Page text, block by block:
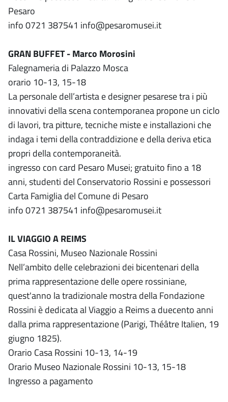
Pesaro
info 0721 387541 info@pesaromusei.it
GRAN BUFFET - Marco Morosini
Falegnameria di Palazzo Mosca
orario 10-13, 15-18
La personale dell’artista e designer pesarese tra i più
innovativi della scena contemporanea propone un ciclo
di lavori, tra pitture, tecniche miste e installazioni che
indaga i temi della contraddizione e della deriva etica
propri della contemporaneità.
ingresso con card Pesaro Musei; gratuito fino a 18
anni, studenti del Conservatorio Rossini e possessori
Carta Famiglia del Comune di Pesaro
info 0721 387541 info@pesaromusei.it
IL VIAGGIO A REIMS
Casa Rossini, Museo Nazionale Rossini
Nell’ambito delle celebrazioni dei bicentenari della
prima rappresentazione delle opere rossiniane,
quest'anno la tradizionale mostra della Fondazione
Rossini è dedicata al Viaggio a Reims a duecento anni
dalla prima rappresentazione (Parigi, Théâtre Italien, 19
giugno 1825).
Orario Casa Rossini 10-13, 14-19
Orario Museo Nazionale Rossini 10-13, 15-18
Ingresso a pagamento